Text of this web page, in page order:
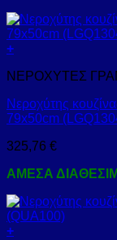
+
ΝΕΡΟΧΥΤΕΣ
Νεροχύτης
79x50cm
325,76 €
ΑΜΕΣΑ
+